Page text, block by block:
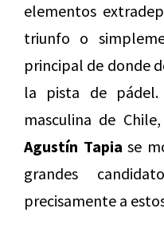
elementos
triunfo o
principal de donde
la pista de
masculina de
Agustín Tapia se
grandes
precisamente a